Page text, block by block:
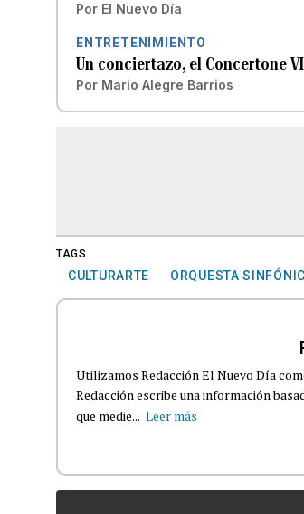
Por El Nuevo Día
ENTRETENIMIENTO
Un conciertazo, el Concertone
Por Mario Alegre Barrios
TAGS
CULTURARTE ORQUESTA
Utilizamos Redacción El Nuevo Día
Redacción escribe una información
que medie... Leer más